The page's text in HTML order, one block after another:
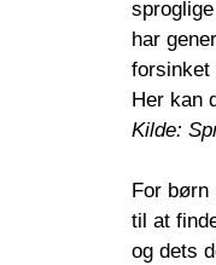
har
forsinket
Her kan
Kilde:
For
til at
og dets